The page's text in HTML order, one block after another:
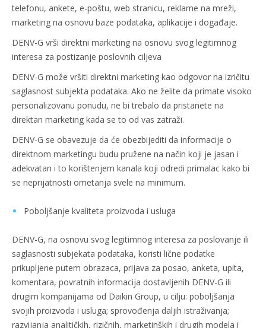
telefonu, ankete, e-poštu, web stranicu, reklame na mreži,
marketing na osnovu baze podataka, aplikacije i događaje.
DENV-G vrši direktni marketing na osnovu svog legitimnog
interesa za postizanje poslovnih ciljeva
DENV-G može vršiti direktni marketing kao odgovor na izričitu
saglasnost subjekta podataka. Ako ne želite da primate visoko
personalizovanu ponudu, ne bi trebalo da pristanete na
direktan marketing kada se to od vas zatraži.
DENV-G se obavezuje da će obezbijediti da informacije o
direktnom marketingu budu pružene na način koji je jasan i
adekvatan i to korištenjem kanala koji odredi primalac kako bi
se neprijatnosti ometanja svele na minimum.
Poboljšanje kvaliteta proizvoda i usluga
DENV-G, na osnovu svog legitimnog interesa za poslovanje ili
saglasnosti subjekata podataka, koristi lične podatke
prikupljene putem obrazaca, prijava za posao, anketa, upita,
komentara, povratnih informacija dostavljenih DENV-G ili
drugim kompanijama od Daikin Group, u cilju: poboljšanja
svojih proizvoda i usluga; sprovođenja daljih istraživanja;
razvijanja analitičkih, rizičnih, marketinških i drugih modela i